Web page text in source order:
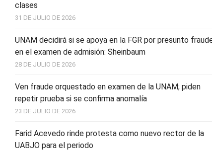
clases
31 DE JULIO DE 2026
UNAM decidirá si se apoya en la FGR por presunto
en el examen de admisión: Sheinbaum
28 DE JULIO DE 2026
Ven fraude orquestado en examen de la UNAM; piden
repetir prueba si se confirma anomalía
23 DE JULIO DE 2026
Farid Acevedo rinde protesta como nuevo rector de la
UABJO para el periodo